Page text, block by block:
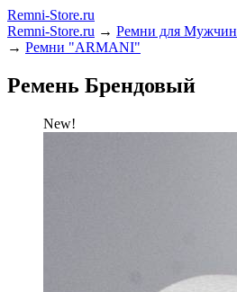
Remni-Store.ru
Remni-Store.ru → Ремни для Мужчин
→ Ремни "ARMANI"
Ремень Брендовый
New!